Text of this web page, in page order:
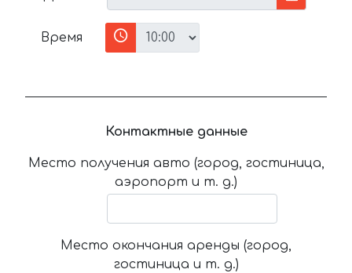
Время
Контактные данные
Место получения авто (город, гостиница,
аэропорт и т. д.)
Место окончания аренды (город,
гостиница и т. д.)